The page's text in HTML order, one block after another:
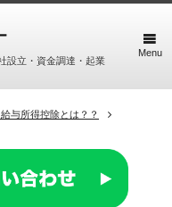
設立・資金調達・起業
Menu
与所得控除とは？？